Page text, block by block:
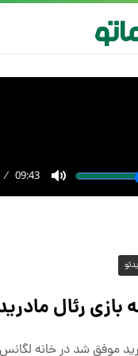
رئال مادرید ۳ - لگانس ۲ +
لگانس را ۳-۲ شکست دهد تا ۶۳ ‏امتیازی شده و با یک بازی بیشتر با بارسلونا